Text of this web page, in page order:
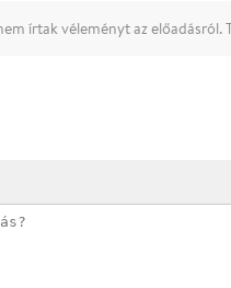
írtak véleményt az előadásról.